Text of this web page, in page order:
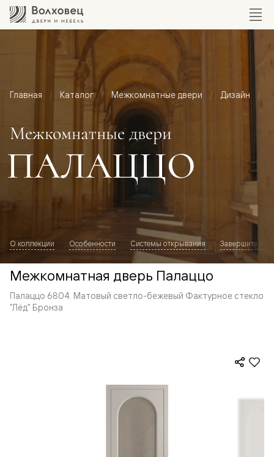
Главная Каталог Межкомнатные двери Дизайн
Межкомнатные двери
ПАЛАЦЦО
О коллекции Особенности Системы открывания Завершите
Межкомнатная дверь Палаццо
Палаццо 6804. Матовый светло-бежевый Фактурное стекло
"Лёд" Бронза